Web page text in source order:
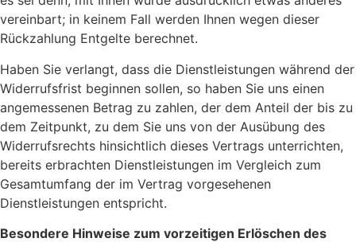
vereinbart; in keinem Fall werden Ihnen wegen dieser
Rückzahlung Entgelte berechnet.
Haben Sie verlangt, dass die Dienstleistungen während der
Widerrufsfrist beginnen sollen, so haben Sie uns einen
angemessenen Betrag zu zahlen, der dem Anteil der bis zu
dem Zeitpunkt, zu dem Sie uns von der Ausübung des
Widerrufsrechts hinsichtlich dieses Vertrags unterrichten,
bereits erbrachten Dienstleistungen im Vergleich zum
Gesamtumfang der im Vertrag vorgesehenen
Dienstleistungen entspricht.
Besondere Hinweise zum vorzeitigen Erlöschen des